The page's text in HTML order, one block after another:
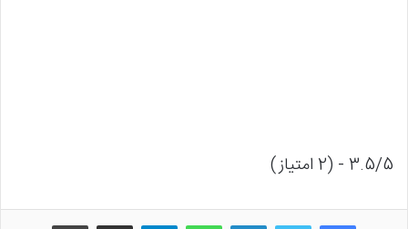
3.5/5 - (2 امتیاز)
فیسبوکتوییتر لینکداینواتس آپ تلگرام اشتراک گذاری با ایمیل چاپ